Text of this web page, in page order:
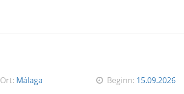
Ort: Málaga Beginn: 15.09.2026